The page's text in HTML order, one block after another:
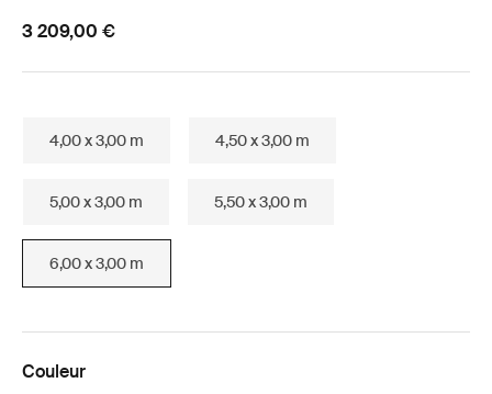
3 209,00 €
4,00 x 3,00 m 4,50 x 3,00 m
5,00 x 3,00 m 5,50 x 3,00 m
6,00 x 3,00 m
Couleur